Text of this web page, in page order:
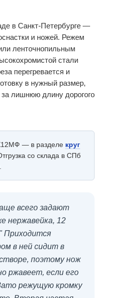
в Санкт-Петербурге —
и ножей. Режем
ленточнопильным
стали
перегревается и
в нужный размер,
лишнюю длину дорогого
— в разделе круг
со склада в СПб
всего задают
нержавейка, 12
Приходится
в ней сидит в
поэтому нож
ржавеет, если его
режущую кромку